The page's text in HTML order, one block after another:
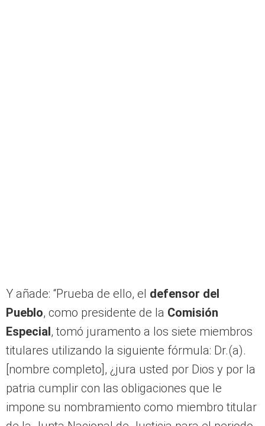
Y añade: “Prueba de ello, el defensor del
Pueblo, como presidente de la Comisión
Especial , tomó juramento a los siete miembros
titulares utilizando la siguiente fórmula: Dr.(a).
[nombre completo], ¿jura usted por Dios y por la
patria cumplir con las obligaciones que le
impone su nombramiento como miembro titular